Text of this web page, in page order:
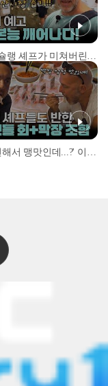
[예고] 미슐랭 셰프가 미쳐버린 이유! 본능이 깨어난 사건은?